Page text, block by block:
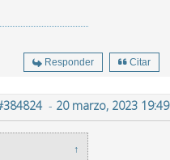
Responder Citar
- 20 marzo, 2023 19:49
↑